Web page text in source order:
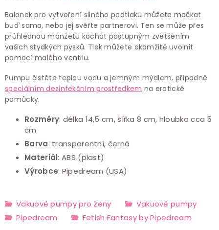
Balonek pro vytvoření silného podtlaku můžete mačkat
buď sama, nebo jej svěřte partnerovi. Ten se může přes
průhlednou manžetu kochat postupným zvětšením
vašich stydkých pysků. Tlak můžete okamžitě uvolnit
pomocí malého ventilu.
Pumpu čistěte teplou vodu a jemným mýdlem, případně
speciálním dezinfekčním prostředkem na erotické
pomůcky.
Rozměry: délka 14,5 cm, šířka 8 cm, hloubka cca 5
cm
Barva: transparentní, černá
Materiál: ABS (plast)
Výrobce: Pipedream (USA)
Vakuové pumpy pro ženy
Vakuové pumpy
Pipedream
Fetish Fantasy by Pipedream